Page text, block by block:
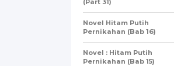
Novel Hitam Putih
Pernikahan (Bab 16)
Novel : Hitam Putih
Pernikahan (Bab 15)